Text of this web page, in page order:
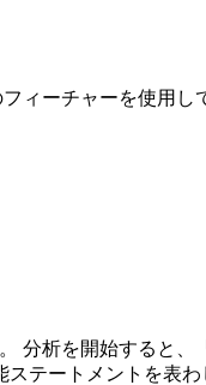
ィーチャーを使用
分析を開始すると、
テートメントを表